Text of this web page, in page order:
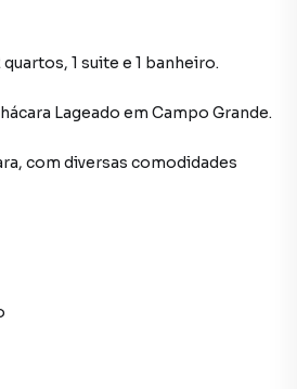
1 suite e 1 banheiro.
Lageado em Campo Grande.
, com diversas comodidades